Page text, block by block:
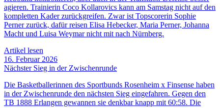
agieren. Trainierin Coco Kollarovics kann am Samstag nicht auf den
kompletten Kader zurückgreifen. Zwar ist Topscorerin Sophie
Perner zurück, dafür reisen Elisa Hebecker, Maria Perner, Johanna
Macht und Luisa Weymar nicht mit nach Nürnberg.
Artikel lesen
16. Februar 2026
Nächster Sieg in der Zwischenrunde
Die Basketballerinnen des Sportbunds Rosenheim x Finsense haben
in der Zwischenrunde den nächsten Sieg eingefahren. Gegen den
TB 1888 Erlangen gewannen sie denkbar knapp mit 60:58. Die